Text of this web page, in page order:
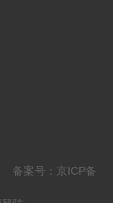
备案号：京ICP备